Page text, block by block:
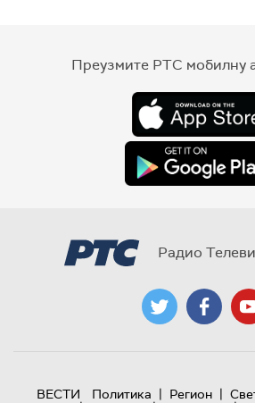
Преузмите РТС мобилну
Радио
ВЕСТИ Политика | Регион |